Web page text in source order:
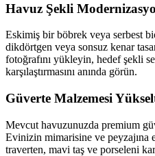
Havuz Şekli
Eskimiş bir böbrek veya serbest
dikdörtgen veya sonsuz kenar
fotoğrafını yükleyin, hedef şekli
karşılaştırmasını anında görün.
Güverte Malzemesi
Mevcut havuzunuzda premium
Evinizin mimarisine ve
traverten, mavi taş ve porseleni